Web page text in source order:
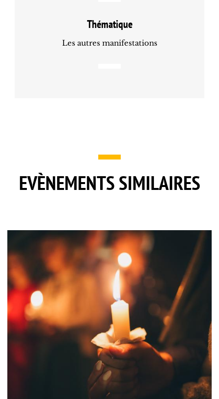
Thématique
Les autres manifestations
EVÈNEMENTS SIMILAIRES